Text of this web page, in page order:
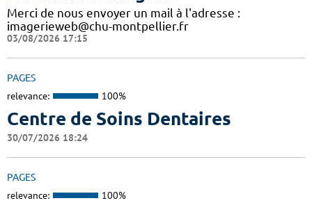
Merci de nous envoyer un mail à l'adresse :
imagerieweb@chu-montpellier.fr
03/08/2026 17:15
PAGES
relevance: 100%
Centre de Soins Dentaires
30/07/2026 18:24
PAGES
relevance: 100%